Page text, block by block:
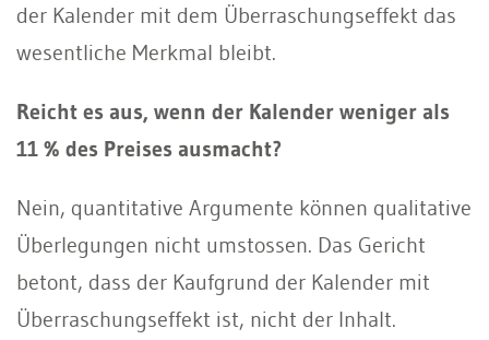
der Kalender mit dem Überraschungseffekt das
wesentliche Merkmal bleibt.
Reicht es aus, wenn der Kalender weniger als
11 % des Preises ausmacht?
Nein, quantitative Argumente können qualitative
Überlegungen nicht umstossen. Das Gericht
betont, dass der Kaufgrund der Kalender mit
Überraschungseffekt ist, nicht der Inhalt.